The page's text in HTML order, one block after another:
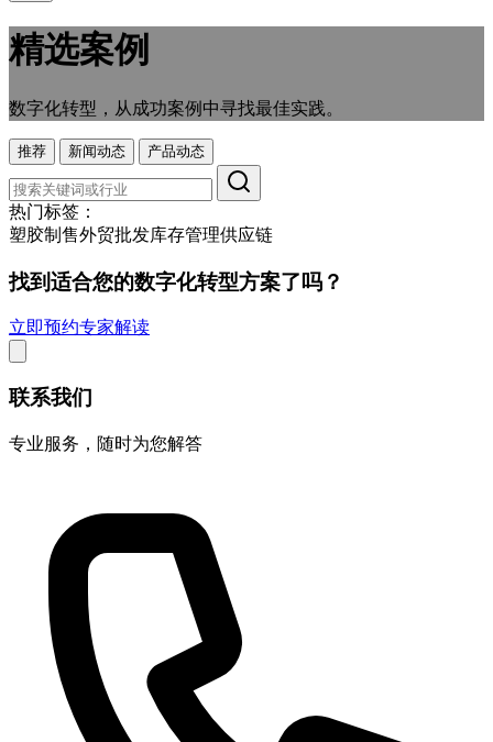
精选案例
数字化转型，从成功案例中寻找最佳实践。
推荐 新闻动态 产品动态
热门标签：
塑胶制售外贸批发库存管理供应链
找到适合您的数字化转型方案了吗？
立即预约专家解读
联系我们
专业服务，随时为您解答